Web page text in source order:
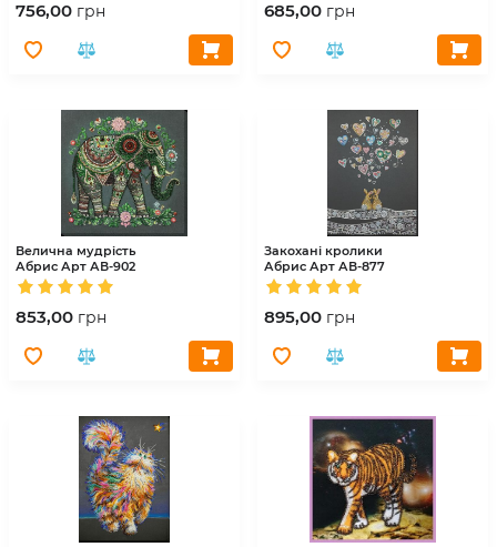
756,00 грн 685,00 грн
Велична мудрість
Абрис Арт АВ-902
853,00 грн
Закохані кролики
Абрис Арт АВ-877
895,00 грн